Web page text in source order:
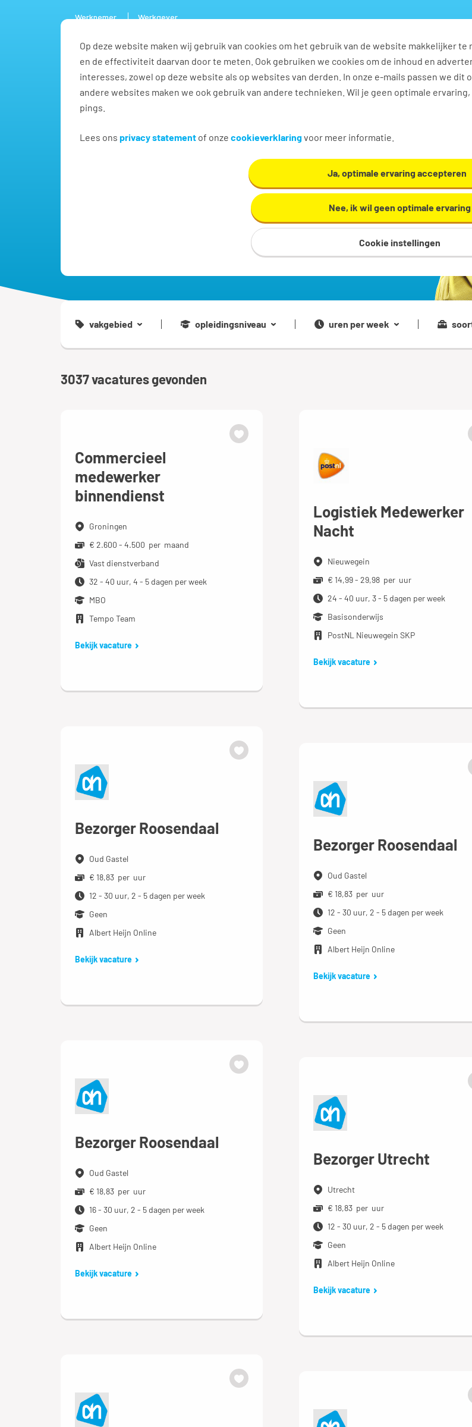
Op deze website maken wij gebruik van cookies om het gebruik van de website makkelijker
en de effectiviteit daarvan door te meten. Ook gebruiken we cookies om de inhoud en
interesses, zowel op deze website als op websites van derden. In onze e-mails passen we
andere websites maken we ook gebruik van andere technieken. Wil je geen optimale
pings.
Lees ons privacy statement of onze cookieverklaringvoor meer informatie.
Ja, optimale ervaring accepteren
Nee, ik wil geen optimale ervaring
Cookie instellingen
Werknemer Werkgever
Vacatures Ontwikkel jezelf Werkplezier
Vind jouw volgende baan
vakgebied opleidingsniveau uren per week
3037vacatures gevonden
Commercieel
medewerker
binnendienst
Groningen
€ 2.600 - 4.500 per maand
Vast dienstverband
32 - 40 uur, 4 - 5 dagen per week
MBO
Tempo Team
Bekijk vacature
Logistiek Medewerker
Nacht
Nieuwegein
€ 14,99 - 29,98 per uur
24 - 40 uur, 3 - 5 dagen per week
Basisonderwijs
PostNL Nieuwegein SKP
Bekijk vacature
Bezorger Roosendaal
Oud Gastel
€ 18,83 per uur
12 - 30 uur, 2 - 5 dagen per week
Geen
Albert Heijn Online
Bekijk vacature
Bezorger Roosendaal
Oud Gastel
€ 18,83 per uur
12 - 30 uur, 2 - 5 dagen per week
Geen
Albert Heijn Online
Bekijk vacature
Bezorger Roosendaal
Oud Gastel
€ 18,83 per uur
16 - 30 uur, 2 - 5 dagen per week
Geen
Albert Heijn Online
Bekijk vacature
Bezorger Utrecht
Utrecht
€ 18,83 per uur
12 - 30 uur, 2 - 5 dagen per week
Geen
Albert Heijn Online
Bekijk vacature